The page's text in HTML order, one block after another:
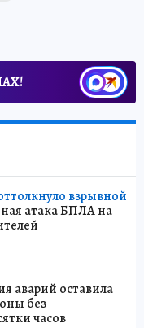
взрывной
атака БПЛА на
аварий оставила
без
часов